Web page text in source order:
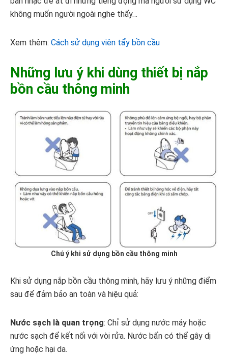
không muốn người ngoài nghe thấy…
Xem thêm: Cách sử dụng viên tẩy bồn cầu
Những lưu ý khi dùng thiết bị nắp
bồn cầu thông minh
Chú ý khi sử dụng bồn cầu thông minh
Khi sử dụng nắp bồn cầu thông minh, hãy lưu ý những điểm
sau để đảm bảo an toàn và hiệu quả:
Nước sạch là quan trọng: Chỉ sử dụng nước máy hoặc
nước sạch để kết nối với vòi rửa. Nước bẩn có thể gây dị
ứng hoặc hại da.